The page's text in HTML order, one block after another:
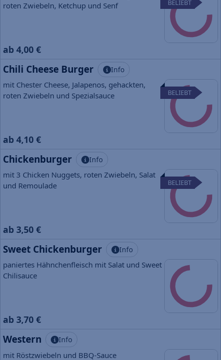
roten Zwiebeln, Ketchup und Senf
BELIEBT
ab 4,00 €
Chili Cheese Burger Info
mit Chester Cheese, Jalapenos, gehackten,
roten Zwiebeln und Spezialsauce
BELIEBT
ab 4,10 €
Chickenburger Info
mit 3 Chicken Nuggets, roten Zwiebeln, Salat
und Remoulade
BELIEBT
ab 3,50 €
Sweet Chickenburger Info
paniertes Hähnchenfleisch mit Salat und Sweet
Chilisauce
ab 3,70 €
Western Info
mit Röstzwiebeln und BBQ-Sauce